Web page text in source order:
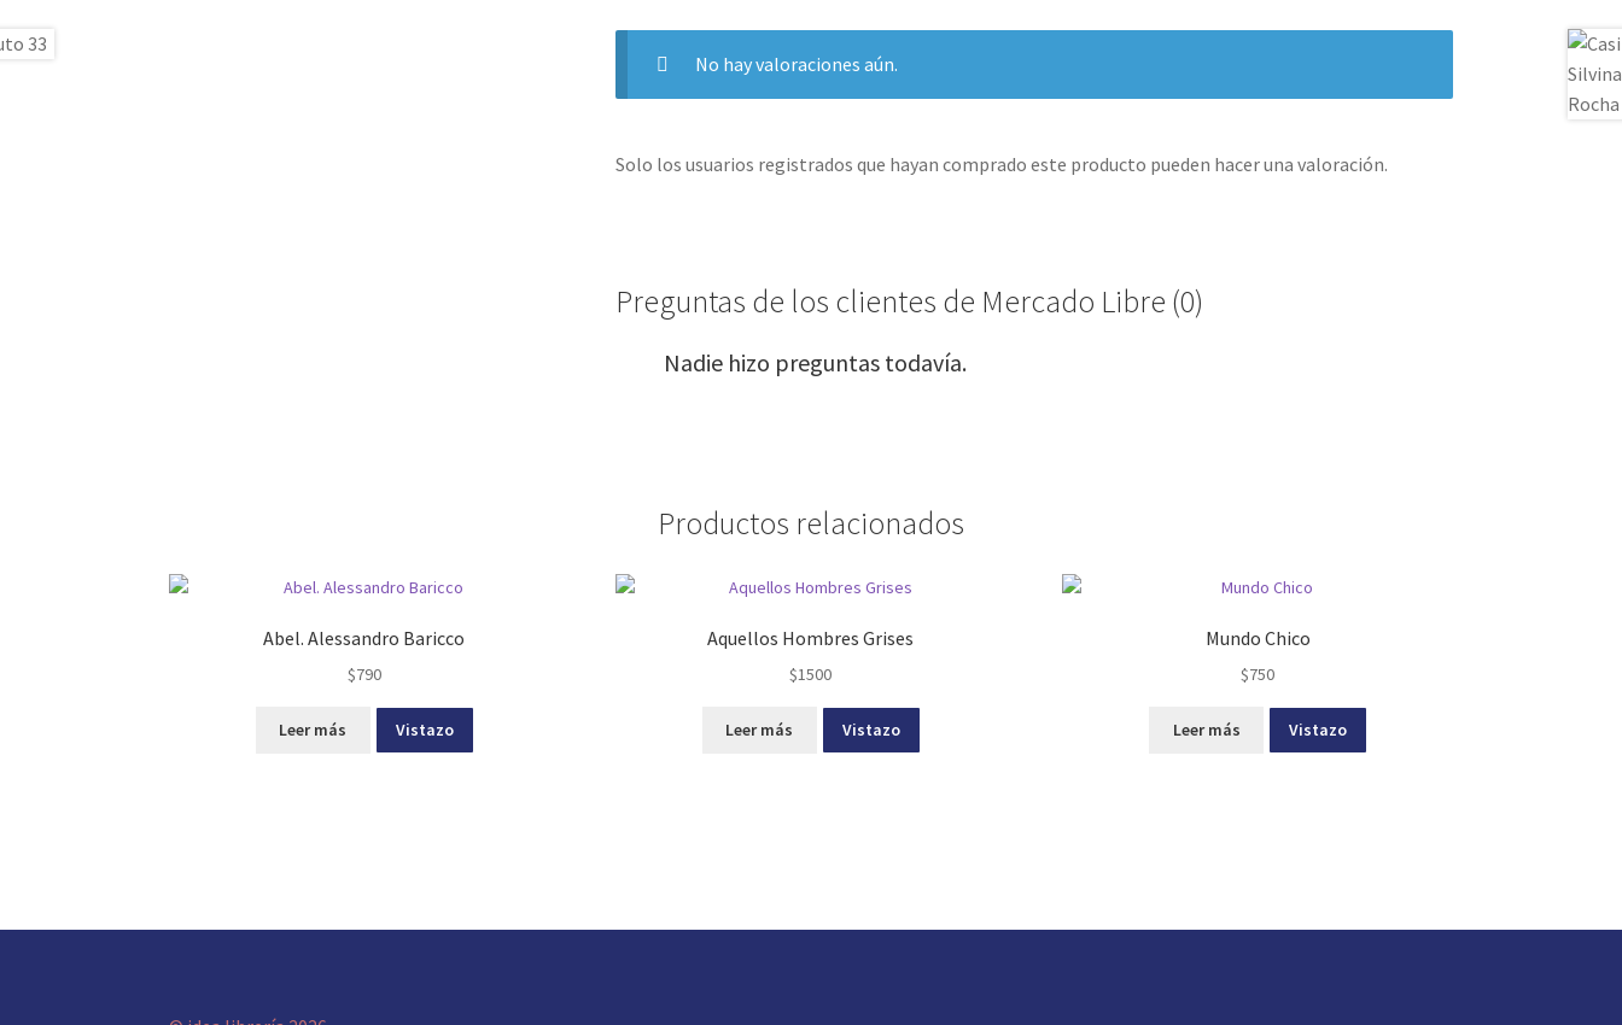
No hay valoraciones aún.
Solo los usuarios registrados que hayan comprado este producto pueden hacer una valoración.
Preguntas de los clientes de Mercado Libre (0)
Nadie hizo preguntas todavía.
Productos relacionados
Abel. Alessandro Baricco
$790
Leer más Vistazo
Aquellos Hombres Grises
$1500
Leer más Vistazo
Mundo Chico
$750
Leer más Vistazo